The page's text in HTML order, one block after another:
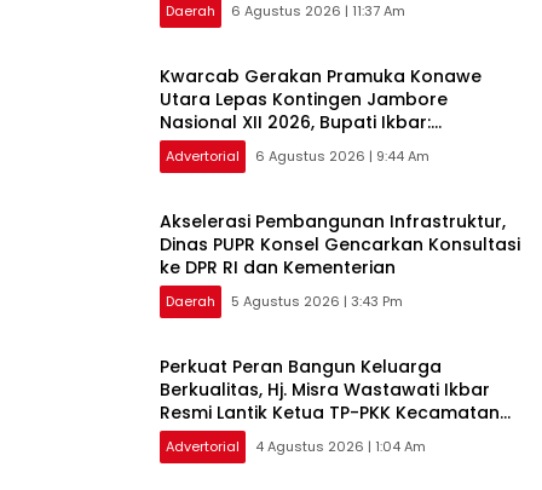
Daerah 6 Agustus 2026 | 11:37 Am
‎Kwarcab Gerakan Pramuka Konawe
Utara Lepas Kontingen Jambore
Nasional XII 2026, Bupati Ikbar:
Tunjukkan Karakter Generasi Muda
Advertorial 6 Agustus 2026 | 9:44 Am
Akselerasi Pembangunan Infrastruktur,
Dinas PUPR Konsel Gencarkan Konsultasi
ke DPR RI dan Kementerian
Daerah 5 Agustus 2026 | 3:43 Pm
‎Perkuat Peran Bangun Keluarga
Berkualitas, Hj. Misra Wastawati Ikbar
Resmi Lantik Ketua TP-PKK Kecamatan
se-Konawe Utara
Advertorial 4 Agustus 2026 | 1:04 Am